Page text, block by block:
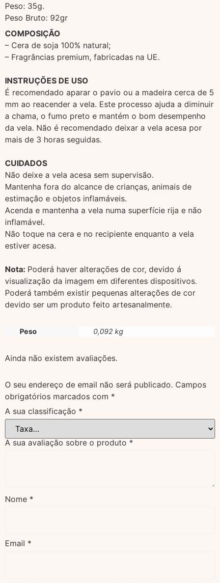
Peso: 35g.
Peso Bruto: 92gr
COMPOSIÇÃO
– Cera de soja 100% natural;
– Fragrâncias premium, fabricadas na UE.
INSTRUÇÕES DE USO
É recomendado aparar o pavio ou a madeira cerca de 5
mm ao reacender a vela. Este processo ajuda a diminuir
a chama, o fumo preto e mantém o bom desempenho
da vela. Não é recomendado deixar a vela acesa por
mais de 3 horas seguidas.
CUIDADOS
Não deixe a vela acesa sem supervisão.
Mantenha fora do alcance de crianças, animais de
estimação e objetos inflamáveis.
Acenda e mantenha a vela numa superfície rija e não
inflamável.
Não toque na cera e no recipiente enquanto a vela
estiver acesa.
Nota: Poderá haver alterações de cor, devido á
visualização da imagem em diferentes dispositivos.
Poderá também existir pequenas alterações de cor
devido ser um produto feito artesanalmente.
Peso 0,092 kg
Ainda não existem avaliações.
O seu endereço de email não será publicado. Campos
obrigatórios marcados com *
A sua classificação *
A sua avaliação sobre o produto *
Nome *
Email *